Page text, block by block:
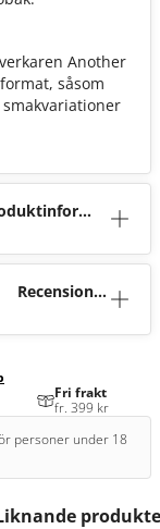
Another
såsom
Recensioner
Fri frakt
fr. 399 kr
personer under 18